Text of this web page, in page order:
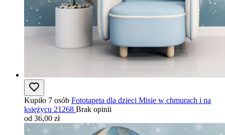
Kupiło 7 osób Fototapeta dla dzieci Misie w chmurach i na
księżycu 21268 Brak opinii
od 36,00 zł